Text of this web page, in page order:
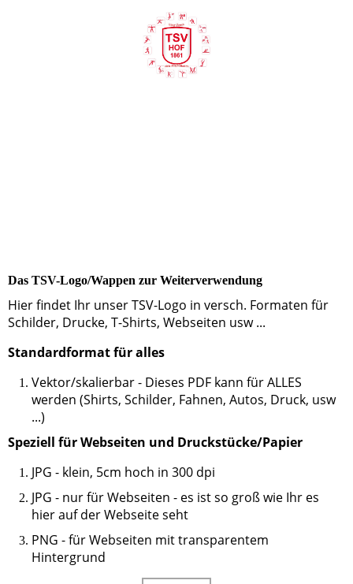
Das TSV-Logo/Wappen zur Weiterverwendung
Hier findet Ihr unser TSV-Logo in versch. Formaten für
Schilder, Drucke, T-Shirts, Webseiten usw ...
Standardformat für alles
Vektor/skalierbar - Dieses PDF kann für ALLES
werden (Shirts, Schilder, Fahnen, Autos, Druck, usw
...)
Speziell für Webseiten und Druckstücke/Papier
JPG - klein, 5cm hoch in 300 dpi
JPG - nur für Webseiten - es ist so groß wie Ihr es
hier auf der Webseite seht
PNG - für Webseiten mit transparentem
Hintergrund